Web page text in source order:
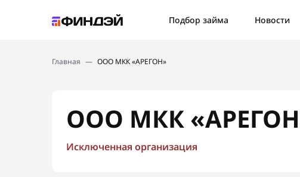
Подбор займа Новости
Новости
Главная — ООО МКК «АРЕГОН»
ООО МКК
Исключенная организация
Ошибка: